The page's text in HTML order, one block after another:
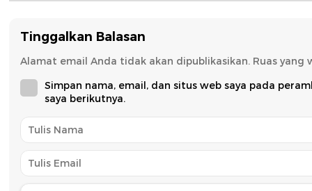
Tinggalkan Balasan
Alamat email Anda tidak akan dipublikasikan. Ruas
Simpan nama, email, dan situs web saya pada
saya berikutnya.